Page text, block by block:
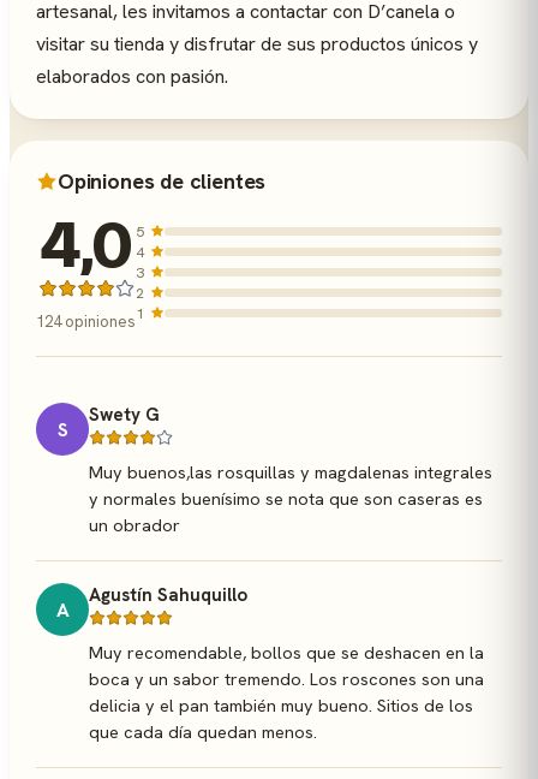
artesanal, les invitamos a contactar con D’canela o
visitar su tienda y disfrutar de sus productos únicos y
elaborados con pasión.
Opiniones de clientes
4,0
124 opiniones
5
4
3
2
1
S
Swety G
Muy buenos,las rosquillas y magdalenas integrales
y normales buenísimo se nota que son caseras es
un obrador
A
Agustín Sahuquillo
Muy recomendable, bollos que se deshacen en la
boca y un sabor tremendo. Los roscones son una
delicia y el pan también muy bueno. Sitios de los
que cada día quedan menos.